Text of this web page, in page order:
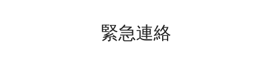
緊急連絡